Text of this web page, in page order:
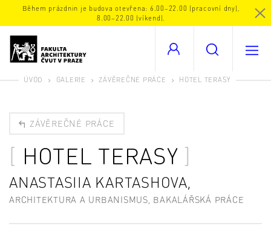
Během prázdnin je budova otevřena: 6.00–22.00 (pracovní dny),
8.00–22.00 (víkend).
ÚVOD GALERIE ZÁVĚREČNÉ PRÁCE HOTEL TERASY
ZÁVĚREČNÉ PRÁCE
HOTEL TERASY
ANASTASIIA KARTASHOVA,
ARCHITEKTURA A URBANISMUS, BAKALÁŘSKÁ PRÁCE